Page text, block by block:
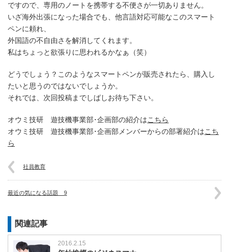
ですので、専用のノートを携帯する不便さが一切ありません。
いざ海外出張になった場合でも、他言語対応可能なこのスマート
ペンに頼れ、
外国語の不自由さを解消してくれます。
私はちょっと欲張りに思われるかなぁ（笑）
どうでしょう？このようなスマートペンが販売されたら、購入し
たいと思うのではないでしょうか。
それでは、次回投稿までしばしお待ち下さい。
オウミ技研 遊技機事業部･企画部の紹介はこちら
オウミ技研 遊技機事業部･企画部メンバーからの部署紹介はこち
ら
社員教育
最近の気になる話題 9
関連記事
2016.2.15